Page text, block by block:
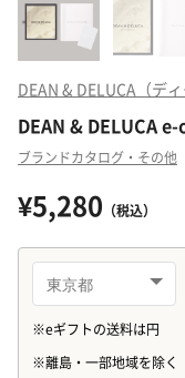
DEAN & DELUCA（デ
DEAN & DELUCA
ブランドカタログ・その他
¥5,280 （税込）